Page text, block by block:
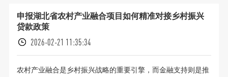
申报湖北省农村产业融合项目如何精准对接乡村振兴
贷款政策
2026-02-21 11:35:34
农村产业融合是乡村振兴战略的重要引擎，而金融支持则是推